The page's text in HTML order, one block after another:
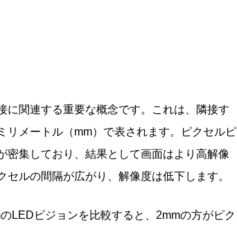
に関連する重要な概念です。これは、隣接す
リメートル（mm）で表されます。ピクセルピ
密集しており、結果として画面はより高解像
ルの間隔が広がり、解像度は低下します。
LEDビジョンを比較すると、2mmの方がピク